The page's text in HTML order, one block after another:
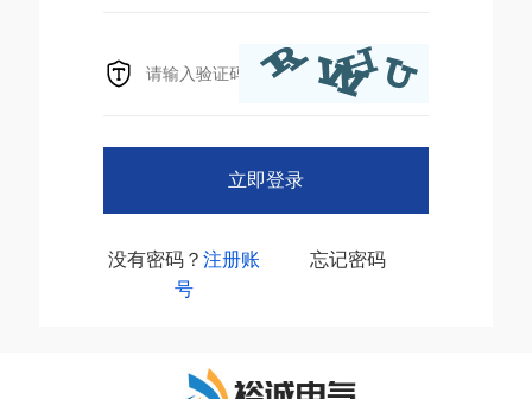
立即登录
没有密码？注册账
号
忘记密码